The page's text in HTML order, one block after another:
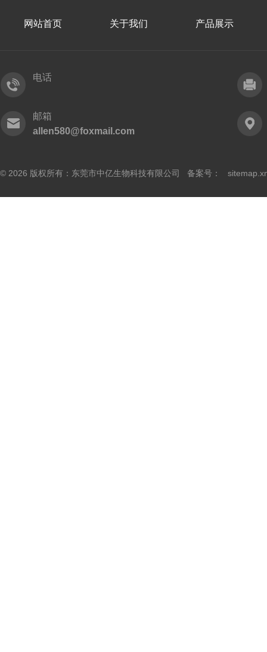
网站首页 关于我们 产品展示
电话
邮箱
allen580@foxmail.com
© 2026 版权所有：东莞市中亿生物科技有限公司 备案号：